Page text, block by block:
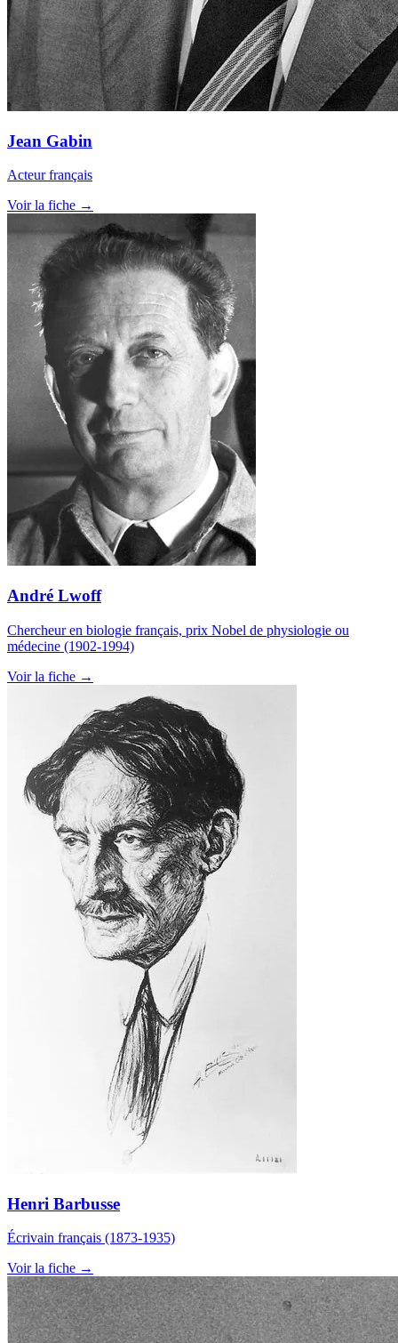
Jean Gabin
Acteur français
Voir la fiche →
André Lwoff
Chercheur en biologie français, prix Nobel de physiologie ou
médecine (1902-1994)
Voir la fiche →
Henri Barbusse
Écrivain français (1873-1935)
Voir la fiche →